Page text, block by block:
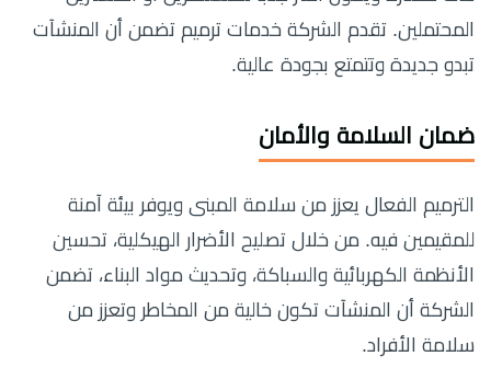
المحتملين. تقدم الشركة خدمات ترميم تضمن أن المنشآت
تبدو جديدة وتتمتع بجودة عالية.
ضمان السلامة والأمان
الترميم الفعال يعزز من سلامة المبنى ويوفر بيئة آمنة
للمقيمين فيه. من خلال تصليح الأضرار الهيكلية، تحسين
الأنظمة الكهربائية والسباكة، وتحديث مواد البناء، تضمن
الشركة أن المنشآت تكون خالية من المخاطر وتعزز من
سلامة الأفراد.